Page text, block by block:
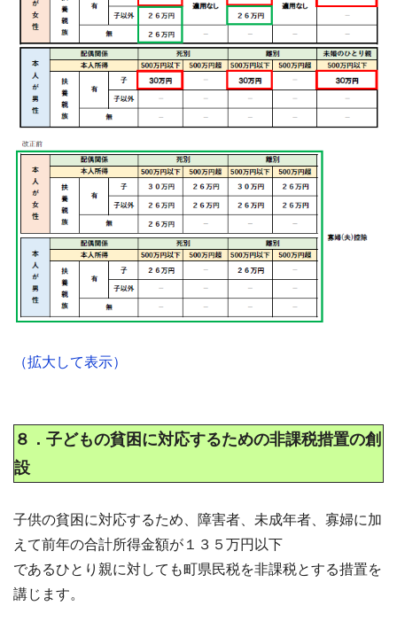
（拡大して表示）
８．子どもの貧困に対応するための非課税措置の創
設
子供の貧困に対応するため、障害者、未成年者、寡婦に加
えて前年の合計所得金額が１３５万円以下
であるひとり親に対しても町県民税を非課税とする措置を
講じます。